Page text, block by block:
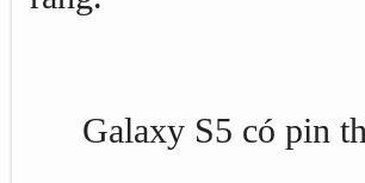
Galaxy S5 có pin